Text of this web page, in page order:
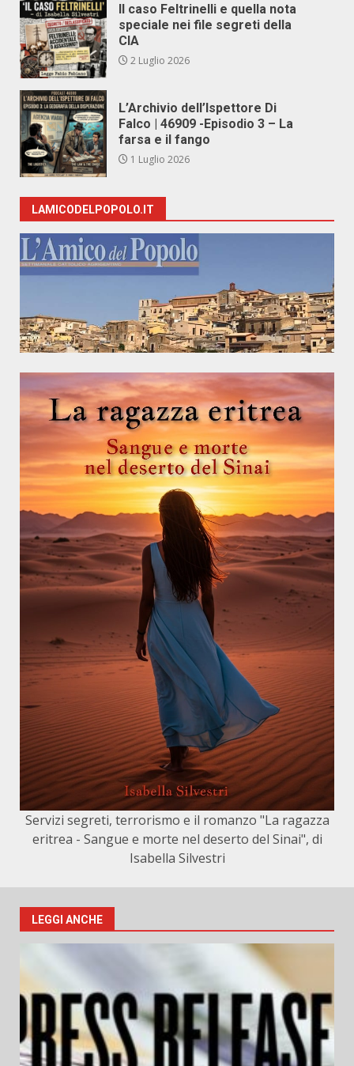
Il caso Feltrinelli e quella nota
speciale nei file segreti della
CIA
2 Luglio 2026
L’Archivio dell’Ispettore Di
Falco | 46909 -Episodio 3 – La
farsa e il fango
1 Luglio 2026
LAMICODELPOPOLO.IT
Servizi segreti, terrorismo e il romanzo "La ragazza
eritrea - Sangue e morte nel deserto del Sinai", di
Isabella Silvestri
LEGGI ANCHE